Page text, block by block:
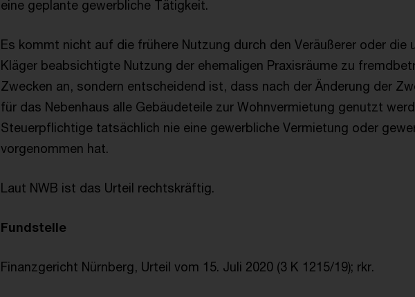
eine geplante gewerbliche Tätigkeit.
Es kommt nicht auf die frühere Nutzung durch den Veräußerer oder die
Kläger beabsichtigte Nutzung der ehemaligen Praxisräume zu
Zwecken an, sondern entscheidend ist, dass nach der Änderung der
für das Nebenhaus alle Gebäudeteile zur Wohnvermietung genutzt
Steuerpflichtige tatsächlich nie eine gewerbliche Vermietung oder
vorgenommen hat.
Laut NWB ist das Urteil rechtskräftig.
Fundstelle
Finanzgericht Nürnberg, Urteil vom 15. Juli 2020 (3 K 1215/19); rkr.